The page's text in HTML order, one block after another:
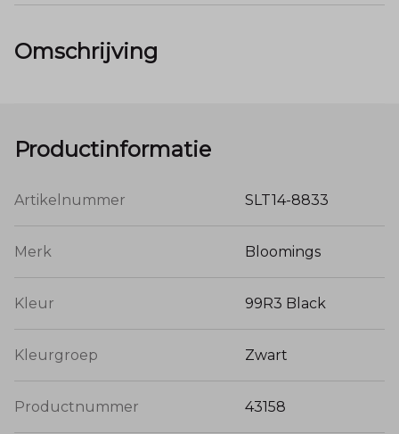
Omschrijving
Productinformatie
Artikelnummer SLT14-8833
Merk Bloomings
Kleur 99R3 Black
Kleurgroep Zwart
Productnummer 43158